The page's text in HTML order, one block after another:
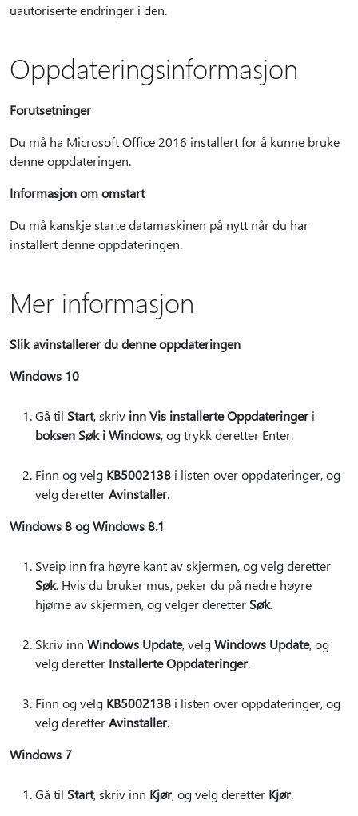
uautoriserte endringer i den.
Oppdateringsinformasjon
Forutsetninger
Du må ha Microsoft Office 2016 installert for å kunne bruke
denne oppdateringen.
Informasjon om omstart
Du må kanskje starte datamaskinen på nytt når du har
installert denne oppdateringen.
Mer informasjon
Slik avinstallerer du denne oppdateringen
Windows 10
Gå til Start, skriv inn Vis installerte Oppdateringeri
boksen Søk i Windows, og trykk deretter Enter.
Finn og velg KB5002138 i listen over oppdateringer, og
velg deretterAvinstaller.
Windows 8 og Windows 8.1
Sveip inn fra høyre kant av skjermen, og velg deretter
Søk. Hvis du bruker mus, peker du på nedre høyre
hjørne av skjermen, og velger deretter Søk.
Skriv inn Windows Update, velgWindows Update, og
velg deretter Installerte Oppdateringer.
Finn og velg KB5002138 i listen over oppdateringer, og
velg deretterAvinstaller.
Windows 7
Gå til Start, skriv inn Kjør, og velg deretter Kjør.